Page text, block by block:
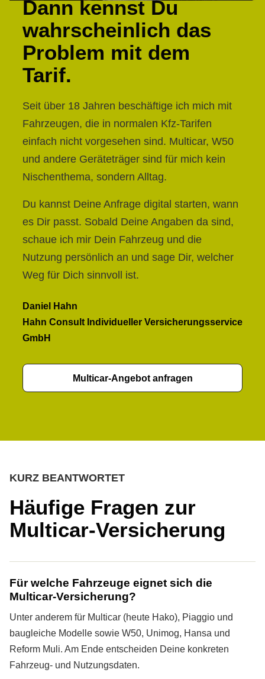
Dann kennst Du
wahrscheinlich das
Problem mit dem
Tarif.
Seit über 18 Jahren beschäftige ich mich mit
Fahrzeugen, die in normalen Kfz-Tarifen
einfach nicht vorgesehen sind. Multicar, W50
und andere Geräteträger sind für mich kein
Nischenthema, sondern Alltag.
Du kannst Deine Anfrage digital starten, wann
es Dir passt. Sobald Deine Angaben da sind,
schaue ich mir Dein Fahrzeug und die
Nutzung persönlich an und sage Dir, welcher
Weg für Dich sinnvoll ist.
Daniel Hahn
Hahn Consult Individueller Versicherungsservice
GmbH
Multicar-Angebot anfragen
KURZ BEANTWORTET
Häufige Fragen zur
Multicar-Versicherung
Für welche Fahrzeuge eignet sich die
Multicar-Versicherung?
Unter anderem für Multicar (heute Hako), Piaggio und
baugleiche Modelle sowie W50, Unimog, Hansa und
Reform Muli. Am Ende entscheiden Deine konkreten
Fahrzeug- und Nutzungsdaten.